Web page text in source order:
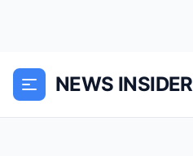
NEWS INSIDER